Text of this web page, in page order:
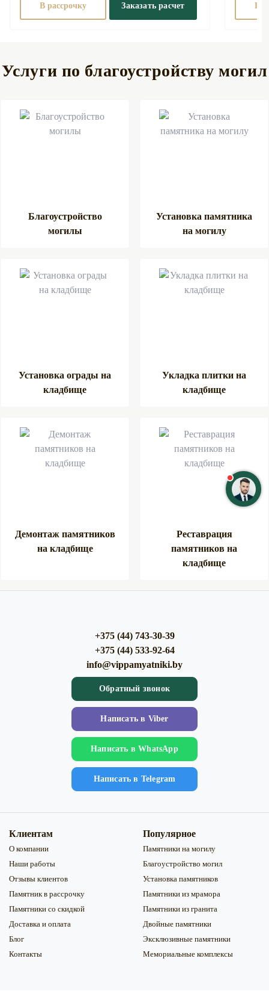
В рассрочку Заказать расчет В
Услуги по благоустройству могил
Благоустройство
могилы
Установка памятника
на могилу
Установка ограды на
кладбище
Укладка плитки на
кладбище
Демонтаж памятников
на кладбище
Реставрация
памятников на
кладбище
+375 (44) 743-30-39
+375 (44) 533-92-64
info@vippamyatniki.by
Обратный звонок
Напиcать в Viber
Напиcать в WhatsApp
Напиcать в Telegram
Клиентам
О компании
Наши работы
Отзывы клиентов
Памятник в рассрочку
Памятники со скидкой
Доставка и оплата
Блог
Контакты
Популярное
Памятники на могилу
Благоустройство могил
Установка памятников
Памятники из мрамора
Памятники из гранита
Двойные памятники
Эксклюзивные памятники
Мемориальные комплексы